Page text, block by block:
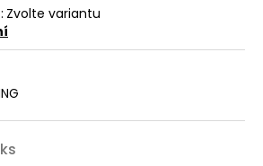
Zvolte variantu